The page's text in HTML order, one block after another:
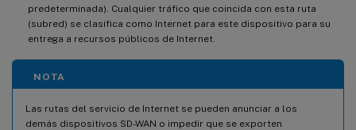
predeterminada). Cualquier tráfico que coincida con esta ruta
(subred) se clasifica como Internet para este dispositivo para su
entrega a recursos públicos de Internet.
NOTA
Las rutas del servicio de Internet se pueden anunciar a los
demás dispositivos SD-WAN o impedir que se exporten